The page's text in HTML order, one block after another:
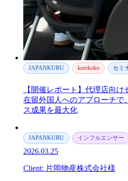
JAPANKURU korekoko セミ
【開催レポート】代理店向け
在留外国人へのアプローチで
ス成果を最大化
JAPANKURU インフルエンサー
2026.03.25
Client: 片岡物産株式会社様